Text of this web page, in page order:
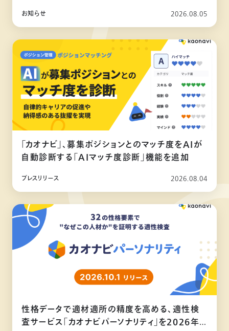
お知らせ 2026.08.05
「カオナビ」、募集ポジションとのマッチ度をAIが
自動診断する「AIマッチ度診断」機能を追加
プレスリリース 2026.08.04
性格データで適材適所の精度を高める、適性検
査サービス「カオナビパーソナリティ」を2026年